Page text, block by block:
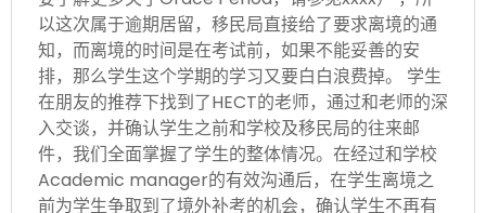
以这次属于逾期居留，移民局直接给了要求离境的通
知，而离境的时间是在考试前，如果不能妥善的安
排，那么学生这个学期的学习又要白白浪费掉。 学生
在朋友的推荐下找到了HECT的老师，通过和老师的深
入交谈，并确认学生之前和学校及移民局的往来邮
件，我们全面掌握了学生的整体情况。在经过和学校
Academic manager的有效沟通后，在学生离境之
前为学生争取到了境外补考的机会，确认学生不再有